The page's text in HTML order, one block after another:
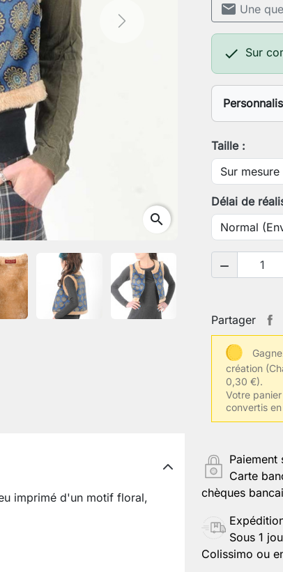
Next
search
mail Une
 Sur
Votre
Votre
Taille :
Délai de

Partager
création
0,30 €).
Votre
convertis
Paiement
Carte
chèques
Sous 1
Colissimo ou
imprimé d'un motif floral,